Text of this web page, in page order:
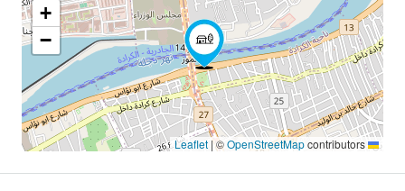
+
−
|©OpenStreetMapcontributors